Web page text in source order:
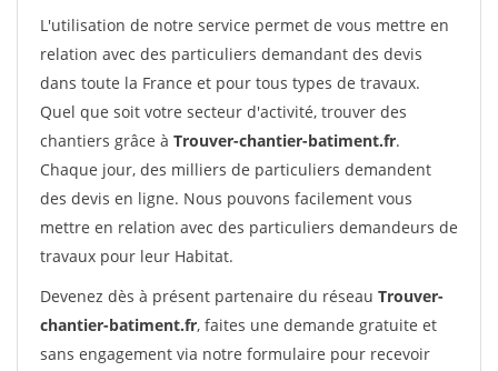
L'utilisation de notre service permet de vous mettre en
relation avec des particuliers demandant des devis
dans toute la France et pour tous types de travaux.
Quel que soit votre secteur d'activité, trouver des
chantiers grâce à Trouver-chantier-batiment.fr.
Chaque jour, des milliers de particuliers demandent
des devis en ligne. Nous pouvons facilement vous
mettre en relation avec des particuliers demandeurs de
travaux pour leur Habitat.
Devenez dès à présent partenaire du réseau Trouver-
chantier-batiment.fr, faites une demande gratuite et
sans engagement via notre formulaire pour recevoir